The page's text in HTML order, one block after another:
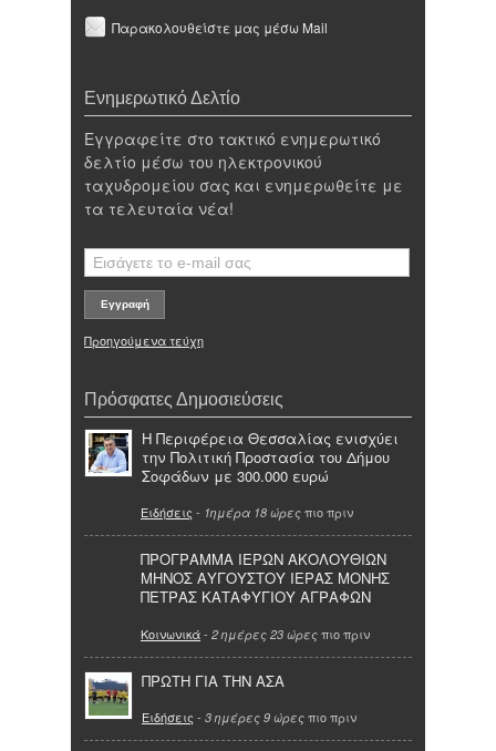
Παρακολουθείστε μας μέσω Mail
Ενημερωτικό Δελτίο
Εγγραφείτε στο τακτικό ενημερωτικό
δελτίο μέσω του ηλεκτρονικού
ταχυδρομείου σας και ενημερωθείτε με
τα τελευταία νέα!
Προηγούμενα τεύχη
Πρόσφατες Δημοσιεύσεις
Η Περιφέρεια Θεσσαλίας ενισχύει
την Πολιτική Προστασία του Δήμου
Σοφάδων με 300.000 ευρώ
Ειδήσεις - 1ημέρα 18 ώρες πιο πριν
ΠΡΟΓΡΑΜΜΑ ΙΕΡΩΝ ΑΚΟΛΟΥΘΙΩΝ
ΜΗΝΟΣ ΑΥΓΟΥΣΤΟΥ ΙΕΡΑΣ ΜΟΝΗΣ
ΠΕΤΡΑΣ ΚΑΤΑΦΥΓΙΟΥ ΑΓΡΑΦΩΝ
Κοινωνικά- 2 ημέρες 23 ώρες πιο πριν
ΠΡΩΤΗ ΓΙΑ ΤΗΝ ΑΣΑ
Ειδήσεις - 3 ημέρες 9 ώρες πιο πριν